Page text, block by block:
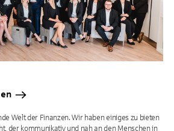
Welt der Finanzen. Wir haben einiges zu bieten
der kommunikativ und nah an den Menschen in